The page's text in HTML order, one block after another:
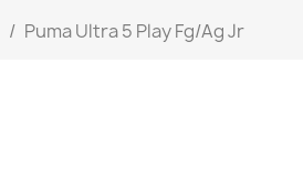
Puma Ultra 5 Play Fg/Ag Jr